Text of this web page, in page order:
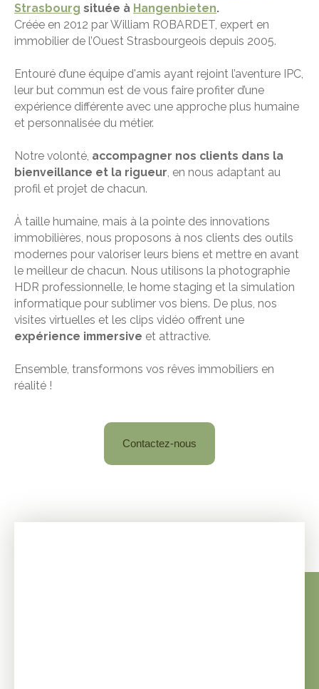
Strasbourg située à Hangenbieten.
Créée en 2012 par William ROBARDET, expert en
immobilier de l’Ouest Strasbourgeois depuis 2005.
Entouré d’une équipe d'amis ayant rejoint l’aventure IPC,
leur but commun est de vous faire profiter d’une
expérience différente avec une approche plus humaine
et personnalisée du métier.
Notre volonté, accompagner nos clients dans la
bienveillance et la rigueur , en nous adaptant au
profil et projet de chacun.
À taille humaine, mais à la pointe des innovations
immobilières, nous proposons à nos clients des outils
modernes pour valoriser leurs biens et mettre en avant
le meilleur de chacun. Nous utilisons la photographie
HDR professionnelle, le home staging et la simulation
informatique pour sublimer vos biens. De plus, nos
visites virtuelles et les clips vidéo offrent une
expérience immersive et attractive.
Ensemble, transformons vos rêves immobiliers en
réalité !
Contactez-nous